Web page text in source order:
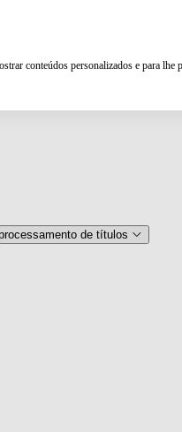
de títulos
conteúdos personalizados e para